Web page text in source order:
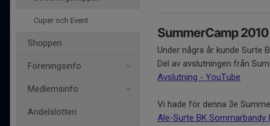
Cuper och Event
Shoppen
Föreningsinfo
Medlemsinfo
Andelslotteri
SummerCamp 2010
Under några år kunde Surte
Del av avslutningen från
Avslutning - YouTube
Vi hade för denna 3e
Ale-Surte BK Sommarbandy